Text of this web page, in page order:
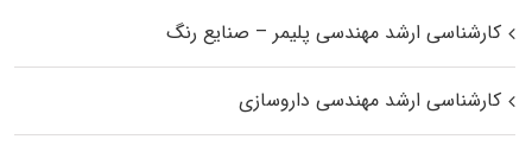
کارشناسی ارشد مهندسی پلیمر – صنایع رنگ
کارشناسی ارشد مهندسی داروسازی